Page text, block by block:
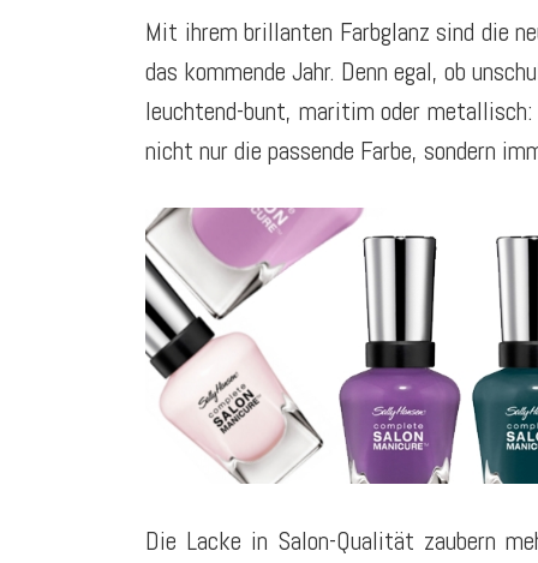
Mit ihrem brillanten Farbglanz sind die
das kommende Jahr. Denn egal, ob
leuchtend-bunt, maritim oder
nicht nur die passende Farbe, sondern
Die Lacke in Salon-Qualität zaubern